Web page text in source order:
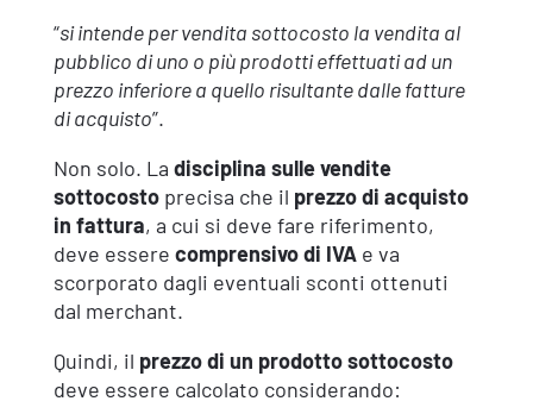
“si intende per vendita sottocosto la vendita al
pubblico di uno o più prodotti effettuati ad un
prezzo inferiore a quello risultante dalle fatture
di acquisto”.
Non solo. La disciplina sulle vendite
sottocostoprecisa che il prezzo di acquisto
in fattura, a cui si deve fare riferimento,
deve essere comprensivo di IVAe va
scorporato dagli eventuali sconti ottenuti
dal merchant.
Quindi, il prezzo di un prodotto sottocosto
deve essere calcolato considerando: